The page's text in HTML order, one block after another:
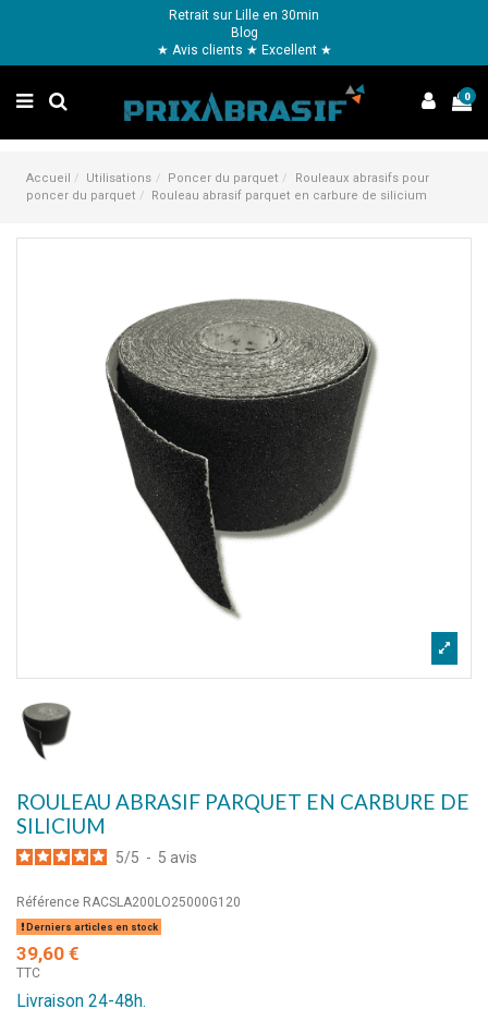
Retrait sur Lille en 30min
Blog
★ Avis clients ★ Excellent ★
0
Accueil Utilisations Poncer du parquet
Rouleaux abrasifs pour
poncer du parquet
Rouleau abrasif parquet en carbure de silicium
ROULEAU ABRASIF PARQUET EN CARBURE DE
SILICIUM
5/5 - 5 avis
Référence RACSLA200LO25000G120
Derniers articles en stock
39,60 €
TTC
Livraison 24-48h.